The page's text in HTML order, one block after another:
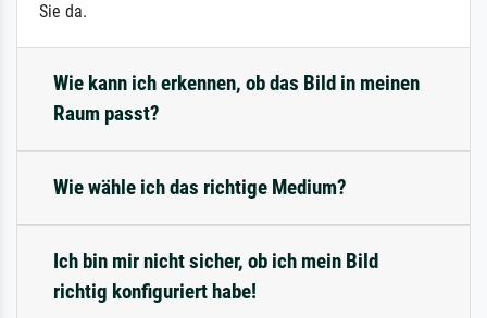
Sie da.
Wie kann ich erkennen, ob das Bild in meinen
Raum passt?
Wie wähle ich das richtige Medium?
Ich bin mir nicht sicher, ob ich mein Bild
richtig konfiguriert habe!